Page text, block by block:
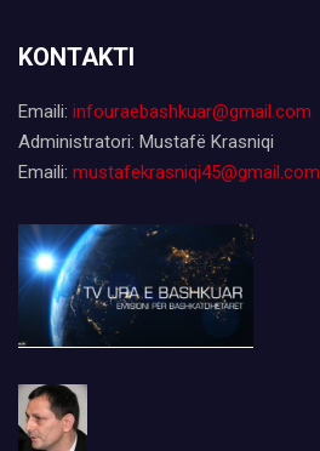
KONTAKTI
Emaili: infouraebashkuar@gmail.com
Administratori: Mustafë Krasniqi
Emaili: mustafekrasniqi45@gmail.com